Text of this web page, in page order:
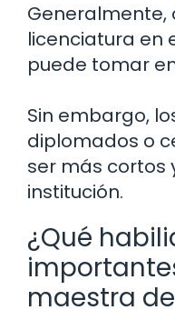
Generalmente,
licenciatura en
puede tomar
Sin embargo,
diplomados o
ser más cortos
institución.
¿Qué
maestra